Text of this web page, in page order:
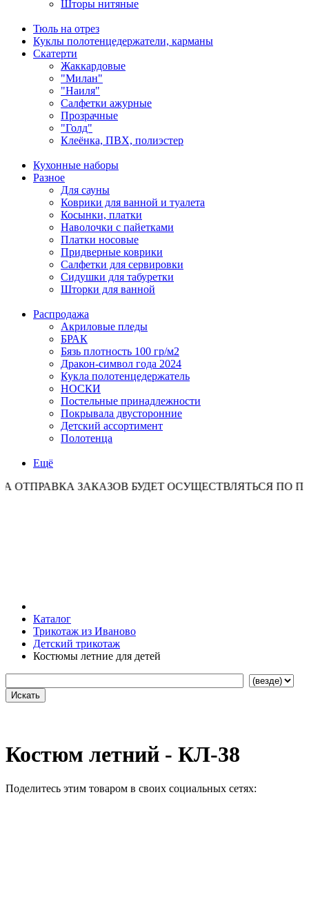
Шторы нитяные
Тюль на отрез
Куклы полотенцедержатели, карманы
Скатерти
Жаккардовые
"Милан"
"Наиля"
Салфетки ажурные
Прозрачные
"Голд"
Клеёнка, ПВХ, полиэстер
Кухонные наборы
Разное
Для сауны
Коврики для ванной и туалета
Косынки, платки
Наволочки с пайетками
Платки носовые
Придверные коврики
Салфетки для сервировки
Сидушки для табуретки
Шторки для ванной
Распродажа
Акриловые пледы
БРАК
Бязь плотность 100 гр/м2
Дракон-символ года 2024
Кукла полотенцедержатель
НОСКИ
Постельные принадлежности
Покрывала двусторонние
Детский ассортимент
Полотенца
Ещё
ЗАКАЗОВ БУДЕТ ОСУЩЕСТВЛЯТЬСЯ ПО
Каталог
Трикотаж из Иваново
Детский трикотаж
Костюмы летние для детей
Костюм летний - КЛ-38
Поделитесь этим товаром в своих социальных сетях: